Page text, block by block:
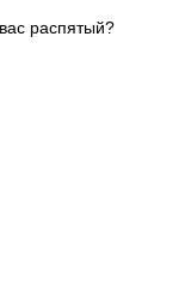
распятый?